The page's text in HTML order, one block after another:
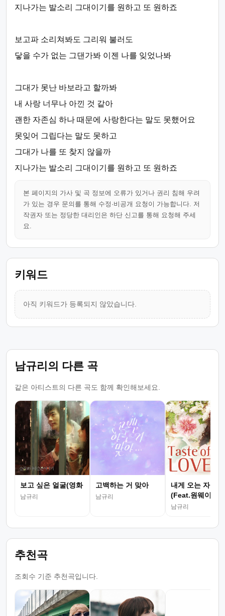
지나가는 발소리 그대이기를 원하고 또 원하죠
보고파 소리쳐봐도 그리워 불러도
닿을 수가 없는 그댄가봐 이젠 나를 잊었나봐
그대가 못난 바보라고 할까봐
내 사랑 너무나 아낀 것 같아
괜한 자존심 하나 때문에 사랑한다는 말도 못했어요
못잊어 그립다는 말도 못하고
그대가 나를 또 찾지 않을까
지나가는 발소리 그대이기를 원하고 또 원하죠
본 페이지의 가사 및 곡 정보에 오류가 있거나 권리 침해 우려
가 있는 경우 문의를 통해 수정·비공개 요청이 가능합니다. 저
작권자 또는 정당한 대리인은 하단 신고를 통해 요청해 주세
요.
키워드
아직 키워드가 등록되지 않았습니다.
남규리의 다른 곡
같은 아티스트의 다른 곡도 함께 확인해보세요.
보고 싶은 얼굴(영화
남규리
고백하는 거 맞아
남규리
내게 오는 자전거
(Feat.원웨이)
남규리
추천곡
조회수 기준 추천곡입니다.